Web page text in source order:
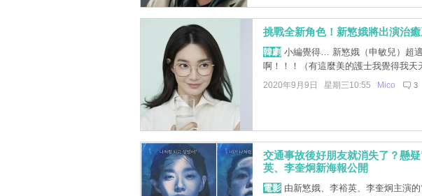
挑戰全新角色！新慜娥將出演治
韓劇 小編覺得… 新慜娥（申敏兒）超
啊！！！（有這麼美的護士我覺得我天
2020年9月9日 星期三10:55 Mico 3
交通事故後好朋友就消失了？懸
英、李奎炯新海報公開
電影由新慜娥、李裕英、李奎炯主演的